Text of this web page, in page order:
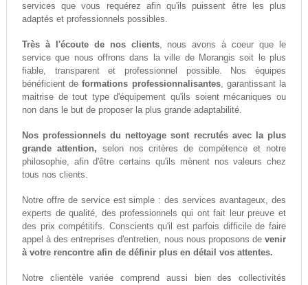
services que vous requérez afin qu'ils puissent être les plus
adaptés et professionnels possibles.
Très à l'écoute de nos clients, nous avons à coeur que le
service que nous offrons dans la ville de Morangis soit le plus
fiable, transparent et professionnel possible. Nos équipes
bénéficient deformations professionnalisantes, garantissant la
maitrise de tout type d'équipement qu'ils soient mécaniques ou
non dans le but de proposer la plus grande adaptabilité.
Nos professionnels du nettoyage sont recrutés avec la plus
grande attention, selon nos critères de compétence et notre
philosophie, afin d'être certains qu'ils mènent nos valeurs chez
tous nos clients.
Notre offre de service est simple : des services avantageux, des
experts de qualité, des professionnels qui ont fait leur preuve et
des prix compétitifs. Conscients qu'il est parfois difficile de faire
appel à des entreprises d'entretien, nous nous proposons devenir
à votre rencontre afin de définir plus en détail vos attentes.
Notre clientèle variée comprend aussi bien des collectivités